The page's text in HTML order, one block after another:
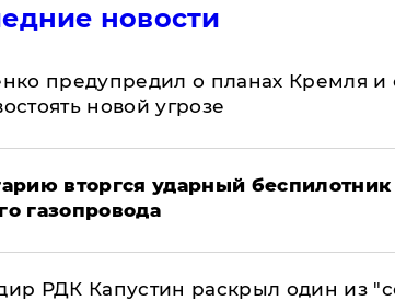
новости
предупредил о планах Кремля и
новой угрозе
вторгся ударный беспилотник
газопровода
РДК Капустин раскрыл один из